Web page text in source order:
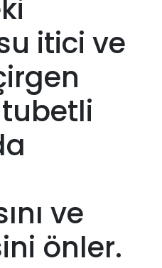
itici ve
ve
önler.